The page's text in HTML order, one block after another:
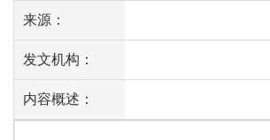
来源：
发文机构：
内容概述：